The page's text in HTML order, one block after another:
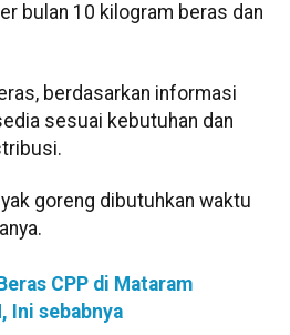
bulan 10 kilogram beras dan
berdasarkan informasi
sesuai kebutuhan dan
goreng dibutuhkan waktu
CPP di Mataram
Ini sebabnya